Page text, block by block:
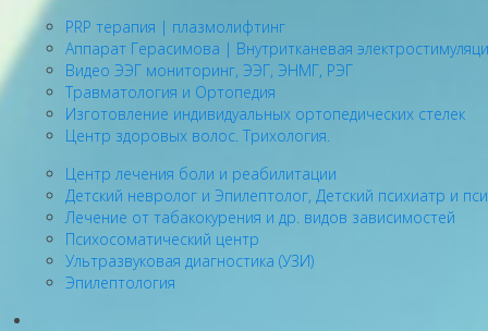
PRP терапия | плазмолифтинг
Аппарат Герасимова | Внутритканевая
Видео ЭЭГ мониторинг, ЭЭГ, ЭНМГ, РЭГ
Травматология и Ортопедия
Изготовление индивидуальных ортопедических стелек
Центр здоровых волос. Трихология.
Центр лечения боли и реабилитации
Детский невролог и Эпилептолог, Детский психиатр и
Лечение от табакокурения и др. видов зависимостей
Психосоматический центр
Ультразвуковая диагностика (УЗИ)
Эпилептология